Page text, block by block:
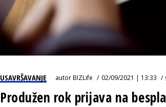
USAVRŠAVANJE autorBIZLife 02/09/2021 | 13:33
Produžen rok prijava na